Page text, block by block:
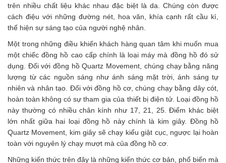
trên nhiều chất liệu khác nhau đặc biệt là da. Chúng còn được
cách điệu với những đường nét, hoa văn, khía cạnh rất cầu kì,
thể hiện sự sáng tạo của người nghệ nhân.
Một trong những điều khiến khách hàng quan tâm khi muốn mua
một chiếc đồng hồ cao cấp chính là loại máy mà đồng hồ đó sử
dụng. Đối với đồng hồ Quartz Movement, chúng chạy bằng năng
lượng từ các nguồn sáng như ánh sáng mặt trời, ánh sáng tự
nhiên và nhân tạo. Đối với đồng hồ cơ, chúng chạy bằng dây cót,
hoàn toàn không có sự tham gia của thiết bị điện tử. Loại đồng hồ
này thường có nhiều chân kính như 17, 21, 25. Điểm khác biệt
lớn nhất giữa hai loại đồng hồ này chính là kim giây. Đồng hồ
Quartz Movement, kim giây sẽ chạy kiểu giật cục, ngược lại hoàn
toàn với nguyên lý chạy mượt mà của đồng hồ cơ.
Những kiến thức trên đây là những kiến thức cơ bản, phổ biến mà